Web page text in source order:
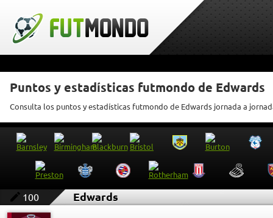
Puntos y estadísticas futmondo de Edwards
Consulta los puntos y estadísticas futmondo de Edwards jornada a
100 Edwards